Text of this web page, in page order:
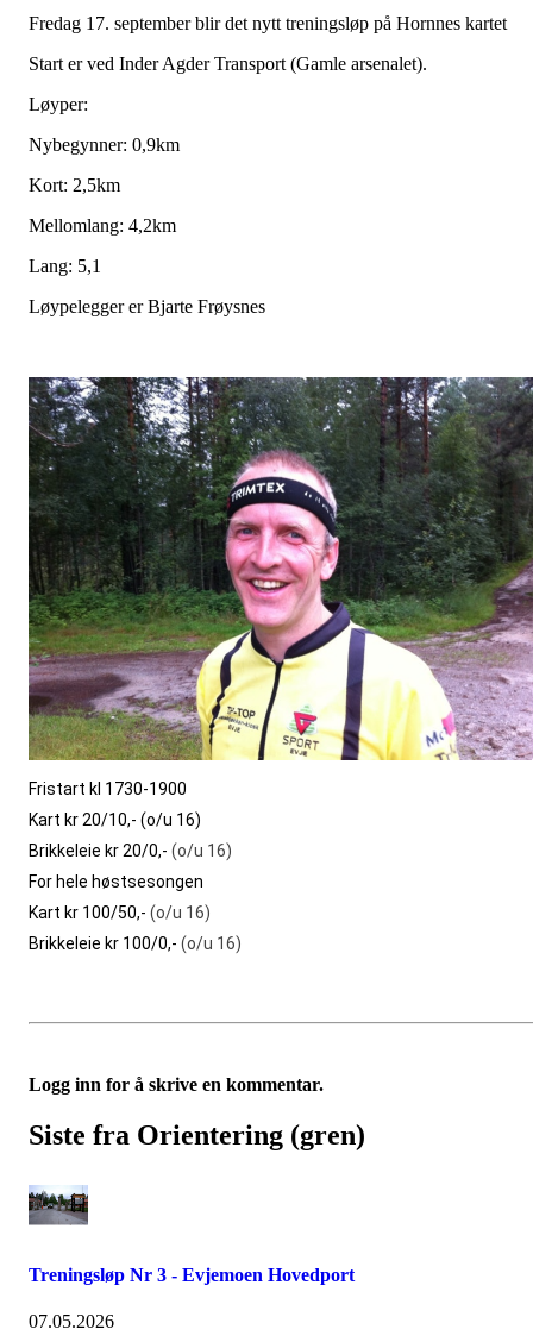
Fredag 17. september blir det nytt treningsløp på Hornnes kartet
Start er ved Inder Agder Transport (Gamle arsenalet).
Løyper:
Nybegynner: 0,9km
Kort: 2,5km
Mellomlang: 4,2km
Lang: 5,1
Løypelegger er Bjarte Frøysnes
Fristart kl 1730-1900
Kart kr 20/10,- (o/u 16)
Brikkeleie kr 20/0,- (o/u 16)
For hele høstsesongen
Kart kr 100/50,- (o/u 16)
Brikkeleie kr 100/0,- (o/u 16)
Logg inn for å skrive en kommentar.
Siste fra Orientering (gren)
Treningsløp Nr 3 - Evjemoen Hovedport
07.05.2026